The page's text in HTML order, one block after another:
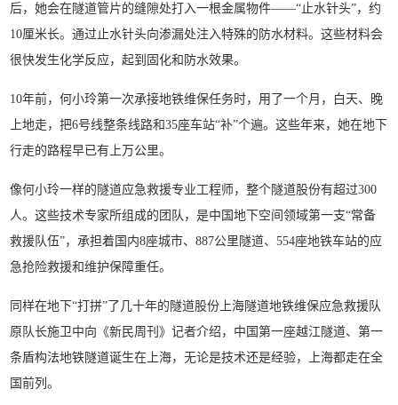
后，她会在隧道管片的缝隙处打入一根金属物件——“止水针头”，约
10厘米长。通过止水针头向渗漏处注入特殊的防水材料。这些材料会
很快发生化学反应，起到固化和防水效果。
10年前，何小玲第一次承接地铁维保任务时，用了一个月，白天、晚
上地走，把6号线整条线路和35座车站“补”个遍。这些年来，她在地下
行走的路程早已有上万公里。
像何小玲一样的隧道应急救援专业工程师，整个隧道股份有超过300
人。这些技术专家所组成的团队，是中国地下空间领域第一支“常备
救援队伍”，承担着国内8座城市、887公里隧道、554座地铁车站的应
急抢险救援和维护保障重任。
同样在地下“打拼”了几十年的隧道股份上海隧道地铁维保应急救援队
原队长施卫中向《新民周刊》记者介绍，中国第一座越江隧道、第一
条盾构法地铁隧道诞生在上海，无论是技术还是经验，上海都走在全
国前列。